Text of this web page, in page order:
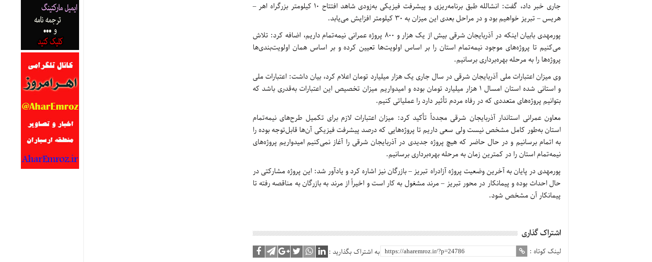
جاری خبر داد، گفت: انشالله طبق برنامه‌ریزی و پیشرفت فیزیکی به‌زودی شاهد افتتاح 10 کیلومتر بزرگراه اهر –
هریس – تبریز خواهیم بود و در مراحل بعدی این میزان به 30 کیلومتر افزایش می‌یابد.
پورمهدی بابیان اینکه در آذربایجان شرقی بیش از یک هزار و 800 پروژه عمرانی نیمه‌تمام داریم، اضافه کرد: تلاش
می‌کنیم تا پروژه‌های موجود نیمه‌تمام استان را بر اساس اولویت‌ها تعیین کرده و بر اساس همان اولویت‌بندی‌ها
پروژه‌ها را به مرحله بهره‌برداری برسانیم.
وی میزان اعتبارات ملی آذربایجان شرقی در سال جاری یک هزار میلیارد تومان اعلام کرد، بیان داشت: اعتبارات ملی
و استانی شده استان امسال 1 هزار میلیارد تومان بوده و امیدواریم میزان تخصیص این اعتبارات به‌قدری باشد که
بتوانیم پروژه‌های متعددی که در رفاه مردم تأثیر دارد را عملیاتی کنیم.
معاون عمرانی استاندار آذربایجان شرقی مجدداً تأکید کرد: میزان اعتبارات لازم برای تکمیل طرح‌های نیمه‌تمام
استان به‌طور کامل مشخص نیست ولی سعی داریم تا پروژه‌هایی که درصد پیشرفت فیزیکی آن‌ها قابل‌توجه بوده را
به اتمام برسانیم و در حال حاضر که هیچ پروژه جدیدی در آذربایجان شرقی را آغاز نمی‌کنیم امیدواریم پروژه‌های
نیمه‌تمام استان را در کمترین زمان به مرحله بهره‌برداری برسانیم.
پورمهدی در پایان به آخرین وضعیت پروژه آزادراه تبریز – بازرگان نیز اشاره کرد و یادآور شد: این پروژه مشارکتی در
حال احداث بوده و پیمانکار در محور تبریز – مرند مشغول به کار است و اخیراً از مرند به بازرگان به مناقصه رفته تا
پیمانکار آن مشخص شود.
اشتراک گذاری
لینک کوتاه : به اشتراک بگذارید :